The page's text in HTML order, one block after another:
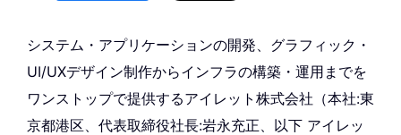
システム・アプリケーションの開発、グラフィック・
UI/UXデザイン制作からインフラの構築・運用までを
ワンストップで提供するアイレット株式会社（本社:東
京都港区、代表取締役社長:岩永充正、以下 アイレッ